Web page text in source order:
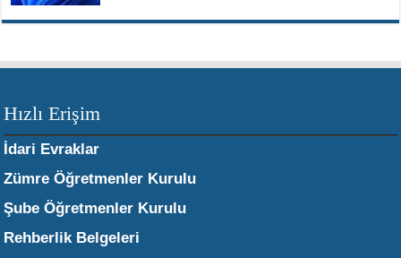
Hızlı Erişim
İdari Evraklar
Zümre Öğretmenler Kurulu
Şube Öğretmenler Kurulu
Rehberlik Belgeleri